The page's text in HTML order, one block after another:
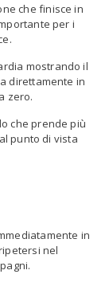
che finisce in
per i
mostrando il
direttamente in
zero.
che prende più
punto di vista
in
nel